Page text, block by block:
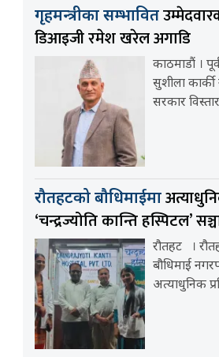
गृहमन्त्रीका सम्भावित
डिआइजी रमेश खरेल अगाडि
काठमाडौं ।
सुशीला
सरकार
रौतहटको बौधिमाईमा
‘चन्द्रज्योति कान्ति हस्पिटल’
रौतहट ।
बौधिमाई
अत्याधुनिक